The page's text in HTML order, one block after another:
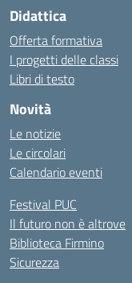
Didattica
Offerta formativa
I progetti delle classi
Libri di testo
Novità
Le notizie
Le circolari
Calendario eventi
Festival PUC
Il futuro non è altrove
Biblioteca Firmino
Sicurezza